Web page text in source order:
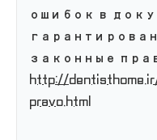
ошибок в
законные
http://
pravo.html